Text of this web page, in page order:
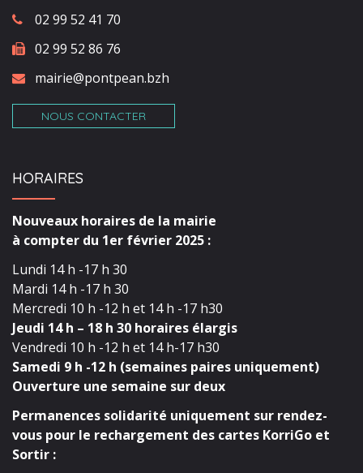
02 99 52 41 70
02 99 52 86 76
mairie@pontpean.bzh
NOUS CONTACTER
HORAIRES
Nouveaux horaires de la mairie
à compter du 1er février 2025 :
Lundi 14 h -17 h 30
Mardi 14 h -17 h 30
Mercredi 10 h -12 h et 14 h -17 h30
Jeudi 14 h – 18 h 30 horaires élargis
Vendredi 10 h -12 h et 14 h-17 h30
Samedi 9 h -12 h (semaines paires uniquement)
Ouverture une semaine sur deux
Permanences solidarité uniquement sur rendez-
vous pour le rechargement des cartes KorriGo et
Sortir :